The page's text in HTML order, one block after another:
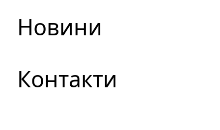
Новини
Контакти